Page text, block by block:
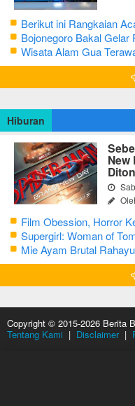
Berikut ini Rangkaian
Ke-348 Tahun 2025
Bojonegoro Bakal
Wisata Alam Gua
Menarik
Hiburan
New
Film Obession, Horror
Supergirl: Woman of
dalam Narasi Generik
Mie Ayam Brutal
Kuliner dengan Banyak
Copyright © 2015-2026 Berita
Tentang Kami | Disclaimer|